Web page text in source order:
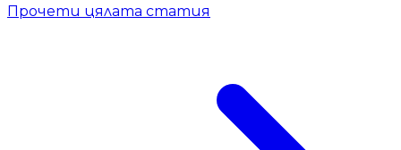
Прочети цялата статия